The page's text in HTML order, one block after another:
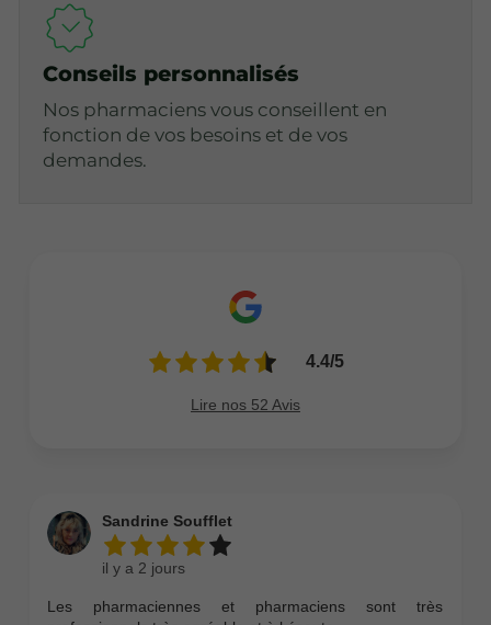
Conseils personnalisés
Nos pharmaciens vous conseillent en
fonction de vos besoins et de vos
demandes.